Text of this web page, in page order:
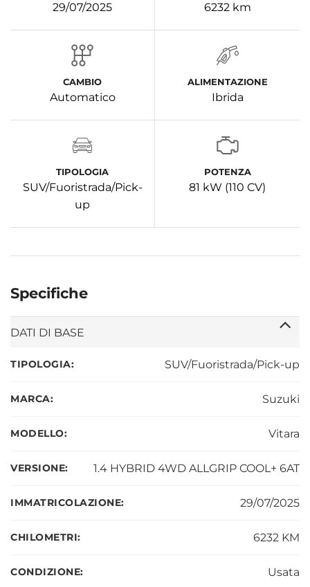
29/07/2025 6232 km
CAMBIO
Automatico
ALIMENTAZIONE
Ibrida
TIPOLOGIA
SUV/Fuoristrada/Pick-
up
POTENZA
81 kW (110 CV)
Specifiche
DATI DI BASE
TIPOLOGIA: SUV/Fuoristrada/Pick-up
MARCA: Suzuki
MODELLO: Vitara
VERSIONE: 1.4 HYBRID 4WD ALLGRIP COOL+ 6AT
IMMATRICOLAZIONE: 29/07/2025
CHILOMETRI: 6232 KM
CONDIZIONE: Usata